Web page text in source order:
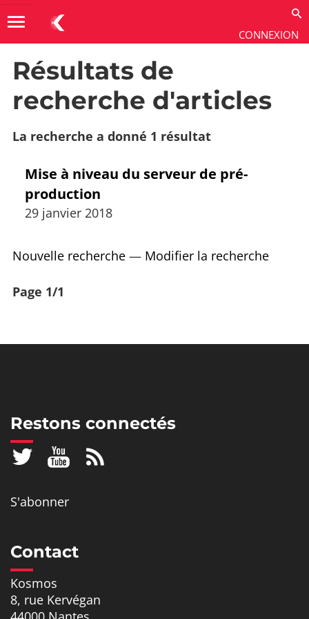
CONNEXION
menu
Installer et exploiter→ Exploitation
d'exploitation
Résultats de
recherche d'articles
La recherche a donné 1 résultat
Mise à niveau du serveur de pré-
production
29 janvier 2018
Nouvelle recherche — Modifier la recherche
Page 1/1
Restons connectés
S'abonner
Contact
Kosmos
8, rue Kervégan